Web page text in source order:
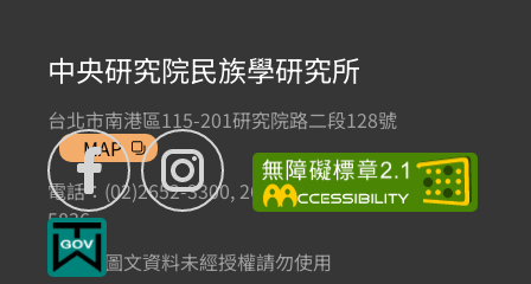
中央研究院民族學研究所
台北市南港區115-201研究院路二段128號
MAP
電話：(02)2652-3300, 2652-3301 傳真：(02)2785-
5836
本網站圖文資料未經授權請勿使用